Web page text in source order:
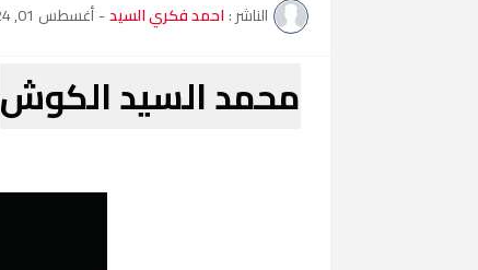
الناشر : احمد فكري السيد- أغسطس 01, 2024
محمد السيد الكوش